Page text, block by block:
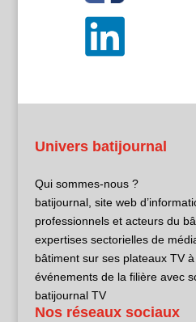
Univers batijournal
Qui sommes-nous ?
batijournal, site web
professionnels et acteurs du
expertises sectorielles de
bâtiment sur ses plateaux TV
événements de la filière avec
batijournal TV
Nos réseaux sociaux